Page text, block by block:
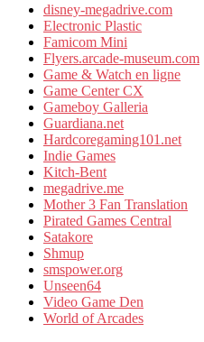
disney-megadrive.com
Electronic Plastic
Famicom Mini
Flyers.arcade-museum.com
Game & Watch en ligne
Game Center CX
Gameboy Galleria
Guardiana.net
Hardcoregaming101.net
Indie Games
Kitch-Bent
megadrive.me
Mother 3 Fan Translation
Pirated Games Central
Satakore
Shmup
smspower.org
Unseen64
Video Game Den
World of Arcades